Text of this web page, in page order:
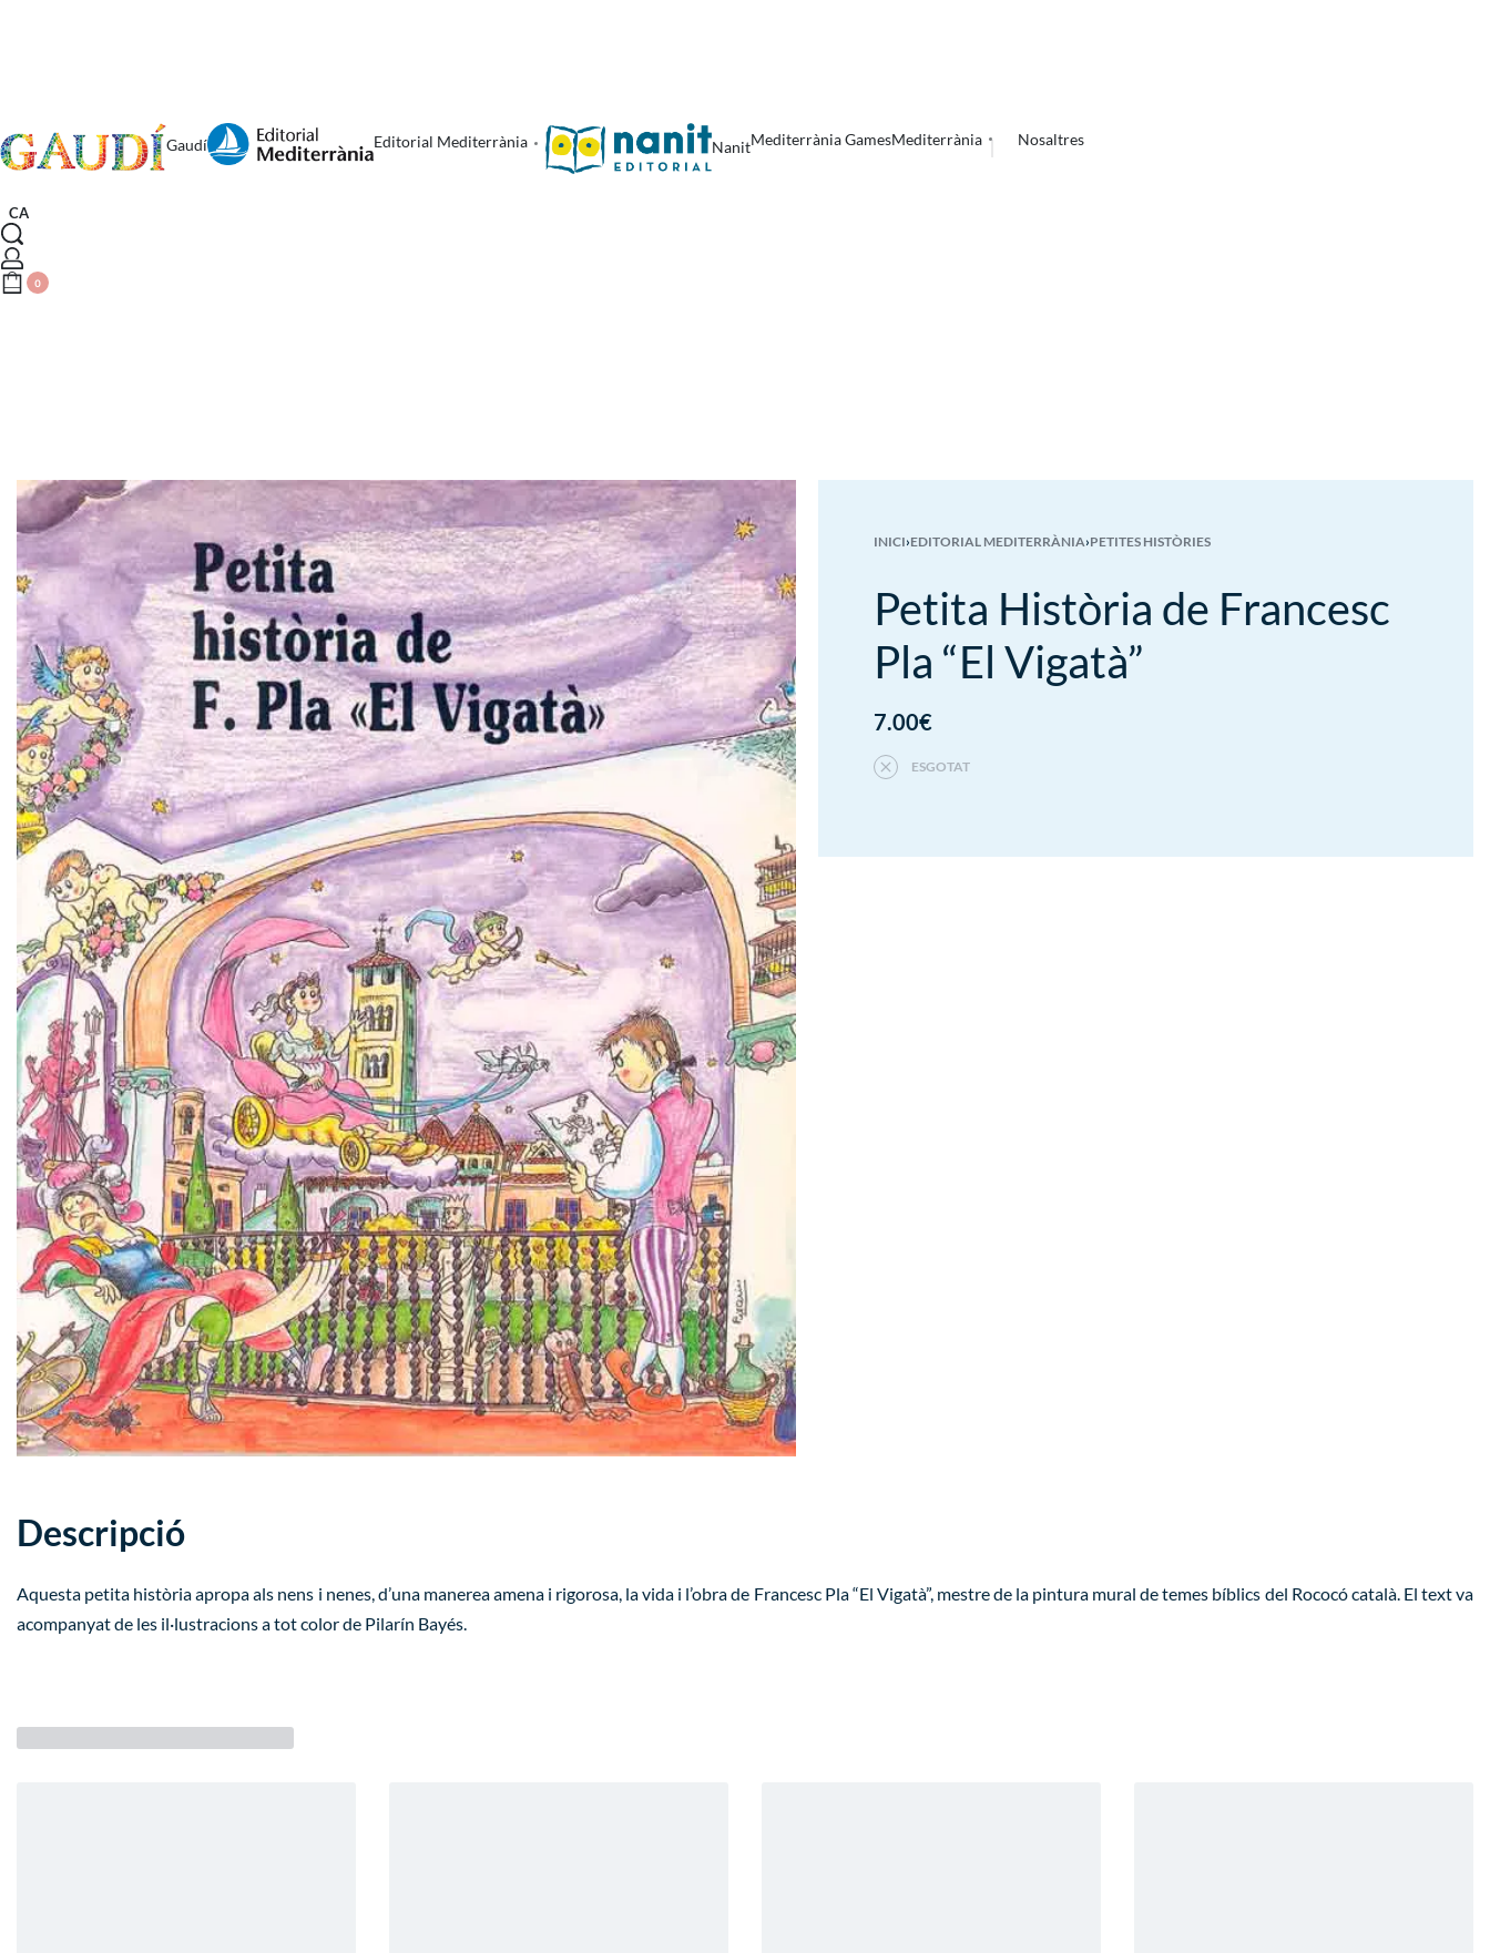
Gaudí Editorial Mediterrània NanitMediterrània GamesMediterrània Nosaltres
CA
0
INICI›EDITORIAL MEDITERRÀNIA›PETITES HISTÒRIES
Petita Història de Francesc
Pla “El Vigatà”
7.00€
ESGOTAT
Descripció
Aquesta petita història apropa als nens i nenes, d’una manerea amena i rigorosa, la vida i l’obra de Francesc Pla “El Vigatà”, mestre de la pintura mural de temes bíblics del Rococó català. El text va
acompanyat de les il·lustracions a tot color de Pilarín Bayés.